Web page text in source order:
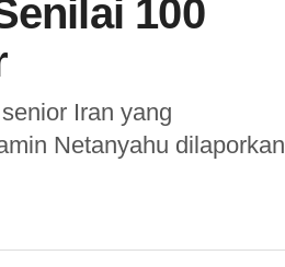
100
Iran yang
Netanyahu dilaporkan